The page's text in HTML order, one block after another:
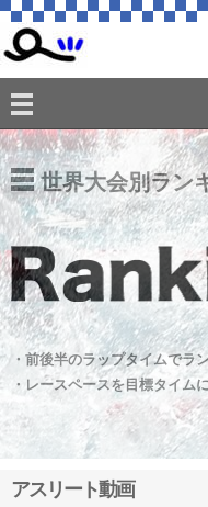
世界大会別ラン
・前後半のラップタイムでラ
・レースペースを目標タイム
アスリート動画